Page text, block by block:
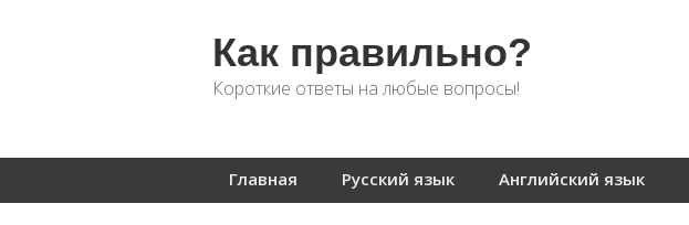
Как правильно?
Короткие ответы на любые вопросы!
Главная Русский язык Английский язык